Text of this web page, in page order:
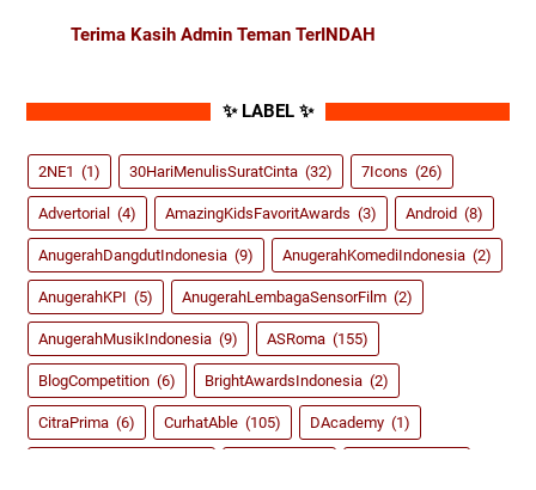
Terima Kasih Admin Teman TerINDAH
✨ LABEL ✨
2NE1 (1) 30HariMenulisSuratCinta (32) 7Icons (26)
Advertorial (4) AmazingKidsFavoritAwards (3) Android (8)
AnugerahDangdutIndonesia (9) AnugerahKomediIndonesia (2)
AnugerahKPI (5) AnugerahLembagaSensorFilm (2)
AnugerahMusikIndonesia (9) ASRoma (155)
BlogCompetition (6) BrightAwardsIndonesia (2)
CitraPrima (6) CurhatAble (105) DAcademy (1)